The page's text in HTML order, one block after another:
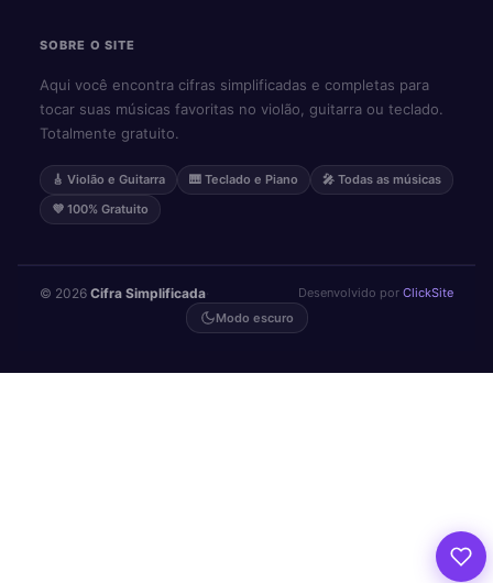
SOBRE O SITE
Aqui você encontra cifras simplificadas e completas para
tocar suas músicas favoritas no violão, guitarra ou teclado.
Totalmente gratuito.
🎸 Violão e Guitarra 🎹 Teclado e Piano
🎤 Todas as músicas
💜 100% Gratuito
© 2026 Cifra Simplificada· Desenvolvido por ClickSite
Modo escuro